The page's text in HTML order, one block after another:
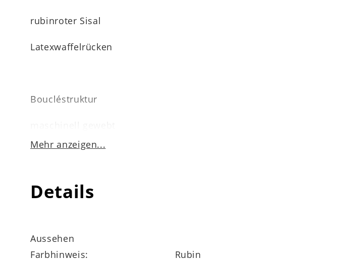
rubinroter Sisal
Latexwaffelrücken
Boucléstruktur
mit Einfassband
mit der Flachdüse des Staubsaugers reinigen
Mehr anzeigen...
Details
Aussehen
Farbhinweis:
Rubin